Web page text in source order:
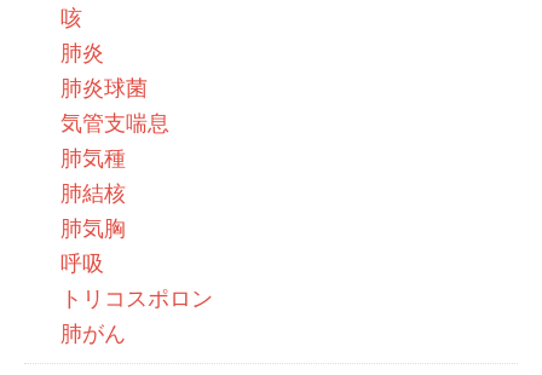
咳
肺炎
肺炎球菌
気管支喘息
肺気種
肺結核
肺気胸
呼吸
トリコスポロン
肺がん